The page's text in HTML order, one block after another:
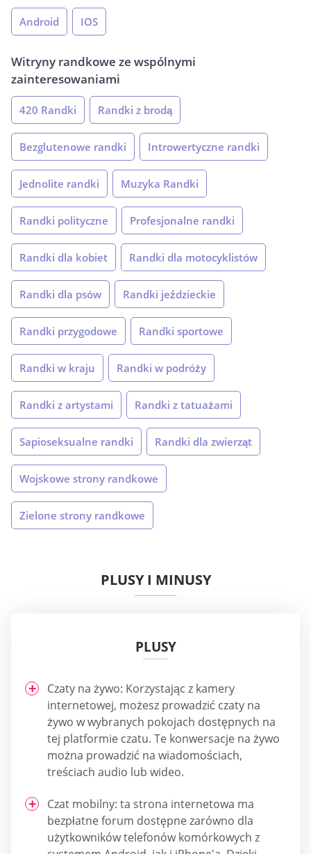
Android IOS
Witryny randkowe ze wspólnymi
zainteresowaniami
420 Randki Randki z brodą
Bezglutenowe randki Introwertyczne randki
Jednolite randki Muzyka Randki
Randki polityczne Profesjonalne randki
Randki dla kobiet Randki dla motocyklistów
Randki dla psów Randki jeździeckie
Randki przygodowe Randki sportowe
Randki w kraju Randki w podróży
Randki z artystami Randki z tatuażami
Sapioseksualne randki Randki dla zwierząt
Wojskowe strony randkowe
Zielone strony randkowe
PLUSY I MINUSY
PLUSY
Czaty na żywo: Korzystając z kamery
internetowej, możesz prowadzić czaty na
żywo w wybranych pokojach dostępnych na
tej platformie czatu. Te konwersacje na żywo
można prowadzić na wiadomościach,
treściach audio lub wideo.
Czat mobilny: ta strona internetowa ma
bezpłatne forum dostępne zarówno dla
użytkowników telefonów komórkowych z